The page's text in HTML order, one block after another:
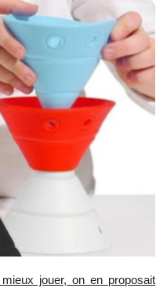
jouer, on en proposait